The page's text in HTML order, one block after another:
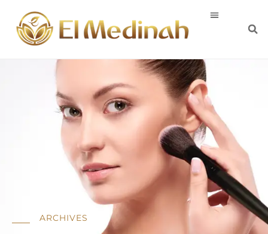
ARCHIVES